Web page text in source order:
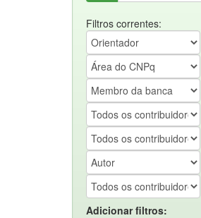
Filtros correntes:
Adicionar filtros: